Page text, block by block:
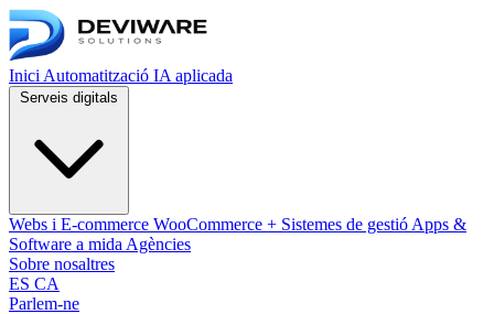
Inici Automatització IA aplicada
Webs i E-commerce WooCommerce + Sistemes de gestió Apps &
Software a mida Agències
Sobre nosaltres
ES CA
Parlem-ne